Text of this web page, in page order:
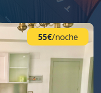
55€/noche